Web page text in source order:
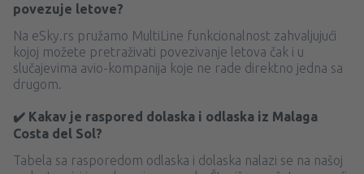
povezuje letove?
Na eSky.rs pružamo MultiLine funkcionalnost zahvaljujući
kojoj možete pretraživati ​​povezivanje letova čak i u
slučajevima avio-kompanija koje ne rade direktno jedna sa
drugom.
✔️ Kakav je raspored dolaska i odlaska iz Malaga
Costa del Sol?
Tabela sa rasporedom odlaska i dolaska nalazi se na našoj